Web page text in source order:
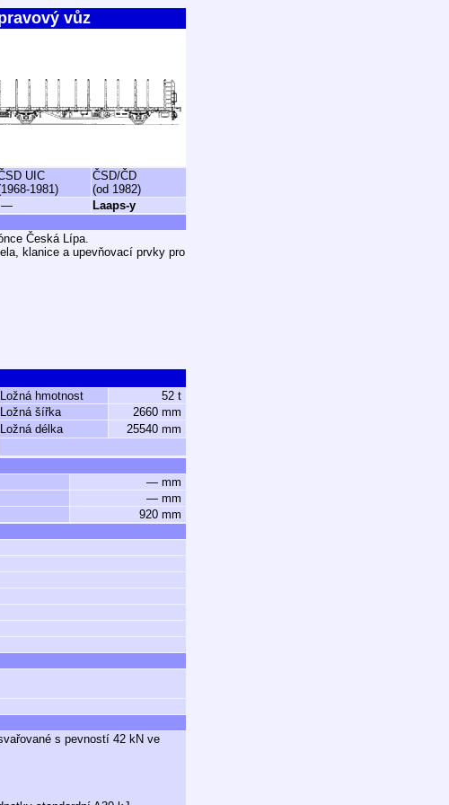
vůz
UIC
1981)
ČSD/ČD
(od 1982)
— Laaps-y
Česká Lípa.
klanice a upevňovací prvky pro
Ložná hmotnost
52 t
Ložná šířka
2660 mm
Ložná délka
25540 mm
— mm
— mm
920 mm
s pevností 42 kN ve